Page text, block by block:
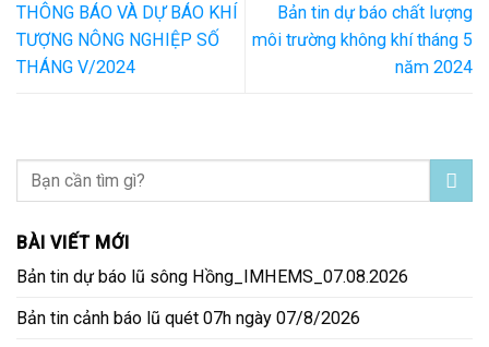
THÔNG BÁO VÀ DỰ BÁO KHÍ
TƯỢNG NÔNG NGHIỆP SỐ
THÁNG V/2024
Bản tin dự báo chất lượng
môi trường không khí tháng 5
năm 2024
BÀI VIẾT MỚI
Bản tin dự báo lũ sông Hồng_IMHEMS_07.08.2026
Bản tin cảnh báo lũ quét 07h ngày 07/8/2026